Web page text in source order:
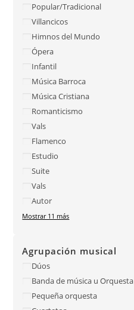
Popular/Tradicional
Villancicos
Himnos del Mundo
Ópera
Infantil
Música Barroca
Música Cristiana
Romanticismo
Vals
Flamenco
Estudio
Suite
Vals
Autor
Mostrar 11 más
Agrupación musical
Dúos
Banda de música u Orquesta
Pequeña orquesta